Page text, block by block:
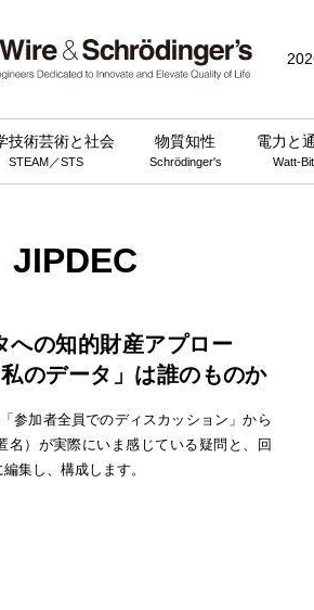
技術芸術と社会
STEAM／STS
物質知性
Schrödinger's
電力と
Watt-
JIPDEC
への知的財産アプロー
のデータ」は誰のものか
参加者全員でのディスカッション」から
名）が実際にいま感じている疑問と、回
集し、構成します。